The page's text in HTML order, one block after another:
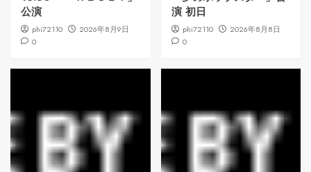
公演
phi72110
2026年8月9日
0
演 初日
phi72110
2026年8月8日
0